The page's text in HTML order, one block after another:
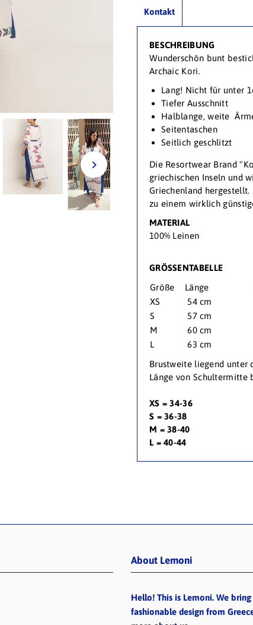
Kontakt
BESCHREIBUNG
Wunderschön bunt
Archaic Kori.
Lang! Nicht für unter
Tiefer Ausschnitt
Halblange, weite
Seitentaschen
Seitlich geschlitzt
Die Resortwear Brand
griechischen Inseln und
Griechenland hergestellt.
zu einem wirklich
MATERIAL
100% Leinen
GRÖSSENTABELLE
Größe
Länge
XS
54 cm
S
57 cm
M
60 cm
L
63 cm
Brustweite liegend unter
Länge von Schultermitte
XS = 34-36
S = 36-38
M = 38-40
L = 40-44
About Lemoni
Hello! This is Lemoni. We
fashionable design from